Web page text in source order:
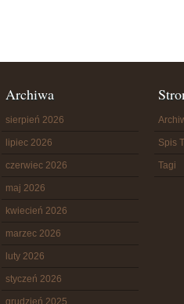
Archiwa
sierpień 2026
lipiec 2026
czerwiec 2026
maj 2026
kwiecień 2026
marzec 2026
luty 2026
styczeń 2026
grudzień 2025
Spis
Tagi